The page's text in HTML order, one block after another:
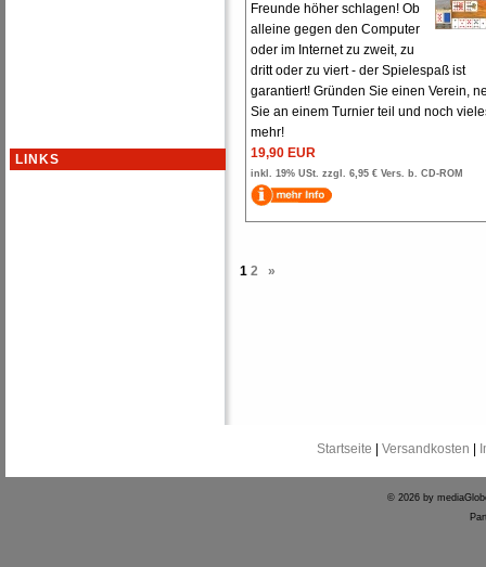
LINKS
Freunde höher schlagen! Ob
alleine gegen den Computer
oder im Internet zu zweit, zu
dritt oder zu viert - der Spielespaß ist
garantiert! Gründen Sie einen Verein,
Sie an einem Turnier teil und noch
mehr!
19,90 EUR
inkl. 19% USt. zzgl. 6,95 € Vers. b. CD-ROM
1 2 »
Startseite Versandkosten
© 2026 by